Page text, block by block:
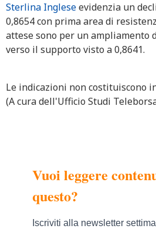
Sterlina Ingleseevidenzia un
0,8654 con prima area di
attese sono per un ampliamento
verso il supporto visto a 0,8641.
Le indicazioni non costituiscono
(A cura dell'Ufficio Studi